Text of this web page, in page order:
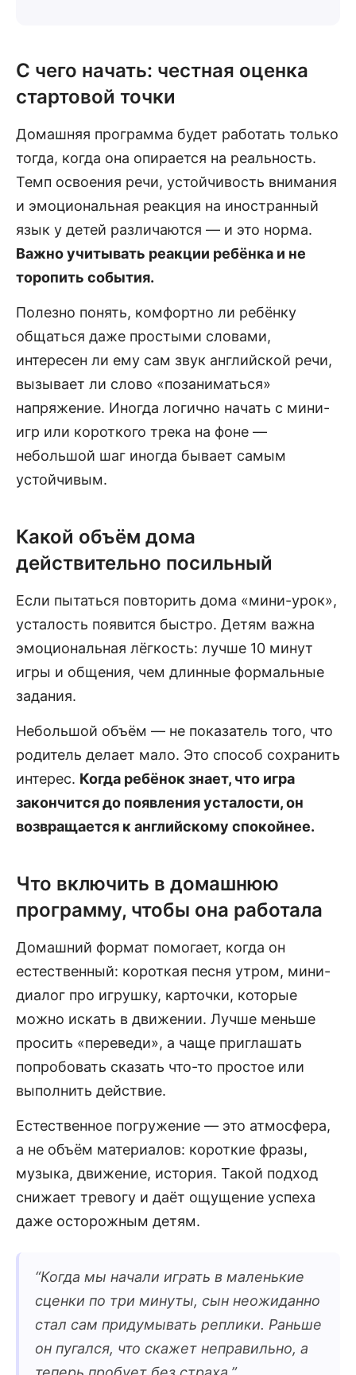
С чего начать: честная оценка
стартовой точки
Домашняя программа будет работать только
тогда, когда она опирается на реальность.
Темп освоения речи, устойчивость внимания
и эмоциональная реакция на иностранный
язык у детей различаются — и это норма.
Важно учитывать реакции ребёнка и не
торопить события.
Полезно понять, комфортно ли ребёнку
общаться даже простыми словами,
интересен ли ему сам звук английской речи,
вызывает ли слово «позаниматься»
напряжение. Иногда логично начать с мини-
игр или короткого трека на фоне —
небольшой шаг иногда бывает самым
устойчивым.
Какой объём дома
действительно посильный
Если пытаться повторить дома «мини-урок»,
усталость появится быстро. Детям важна
эмоциональная лёгкость: лучше 10 минут
игры и общения, чем длинные формальные
задания.
Небольшой объём — не показатель того, что
родитель делает мало. Это способ сохранить
интерес. Когда ребёнок знает, что игра
закончится до появления усталости, он
возвращается к английскому спокойнее.
Что включить в домашнюю
программу, чтобы она работала
Домашний формат помогает, когда он
естественный: короткая песня утром, мини-
диалог про игрушку, карточки, которые
можно искать в движении. Лучше меньше
просить «переведи», а чаще приглашать
попробовать сказать что-то простое или
выполнить действие.
Естественное погружение — это атмосфера,
а не объём материалов: короткие фразы,
музыка, движение, история. Такой подход
снижает тревогу и даёт ощущение успеха
даже осторожным детям.
“Когда мы начали играть в маленькие
сценки по три минуты, сын неожиданно
стал сам придумывать реплики. Раньше
он пугался, что скажет неправильно, а